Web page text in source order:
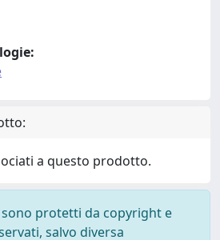
a questo prodotto.
protetti da copyright e
salvo diversa